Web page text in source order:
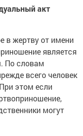
акт
в жертву от имени
является
По словам
всего человек
этом если
могут